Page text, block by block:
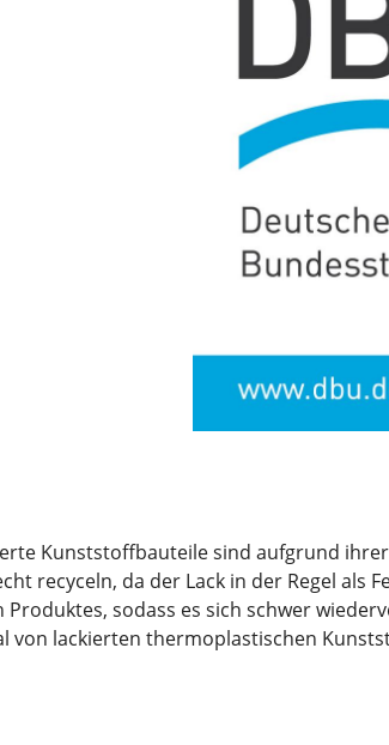
Kunststoffbauteile sind aufgrund
recyceln, da der Lack in der Regel als
sodass es sich schwer
von lackierten thermoplastischen